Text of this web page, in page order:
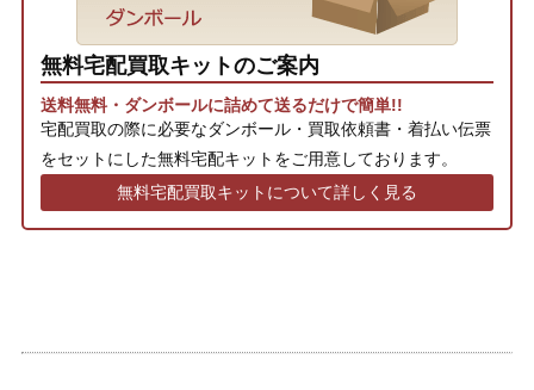
無料宅配買取キットのご案内
送料無料・ダンボールに詰めて送るだけで簡単!!
宅配買取の際に必要なダンボール・買取依頼書・着払い伝票
をセットにした無料宅配キットをご用意しております。
無料宅配買取キットについて詳しく見る